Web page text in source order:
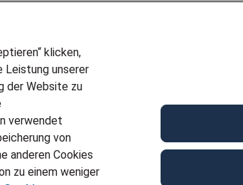
klicken,
Leistung unserer
der Website zu
verwendet
von
anderen Cookies
zu einem weniger